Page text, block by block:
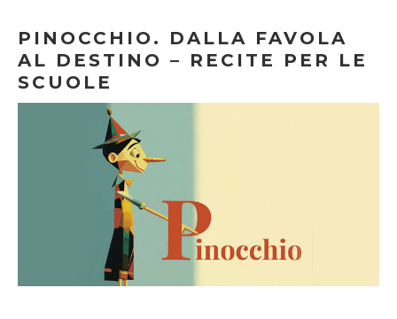
PINOCCHIO. DALLA FAVOLA
AL DESTINO – RECITE PER LE
SCUOLE